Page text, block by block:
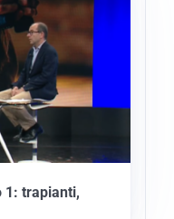
1: trapianti,